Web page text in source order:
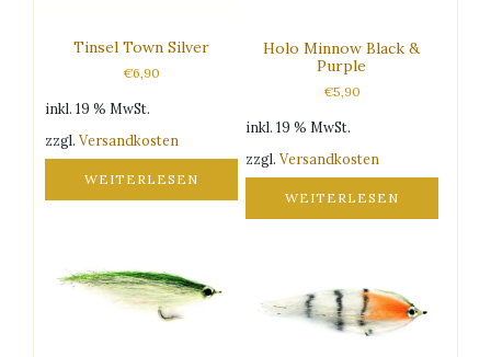
Tinsel Town Silver
€6,90
inkl. 19 % MwSt.
zzgl. Versandkosten
WEITERLESEN
Holo Minnow Black &
Purple
€5,90
inkl. 19 % MwSt.
zzgl.Versandkosten
WEITERLESEN